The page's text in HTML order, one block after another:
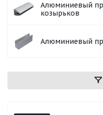
Алюминиевый
козырьков
Алюминиевый